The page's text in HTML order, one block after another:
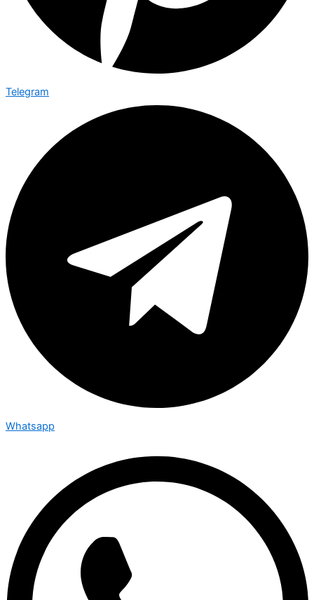
Telegram
Whatsapp